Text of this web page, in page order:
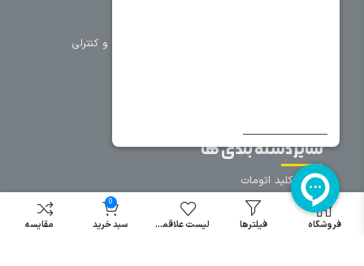
تجهیزات حفاظتی و کنترلی
سایر دسته بندی ها
خرید کلید اتومات
خرید کنتاکتور
خرید فیوز
فروشگاه فیلترها لیست علاقمندی
0
سبد خرید مقایسه